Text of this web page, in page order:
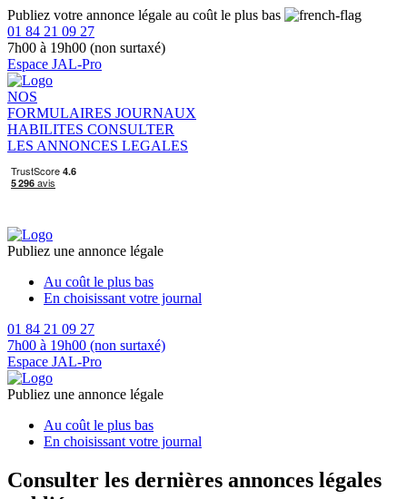
Publiez votre annonce légale au coût le plus bas
01 84 21 09 27
7h00 à 19h00 (non surtaxé)
Espace JAL-Pro
NOS
FORMULAIRES JOURNAUX
HABILITES CONSULTER
LES ANNONCES LEGALES
Publiez une annonce légale
Au coût le plus bas
En choisissant votre journal
01 84 21 09 27
7h00 à 19h00 (non surtaxé)
Espace JAL-Pro
Publiez une annonce légale
Au coût le plus bas
En choisissant votre journal
Consulter les dernières annonces légales